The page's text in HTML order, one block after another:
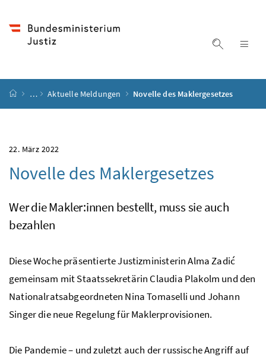
Suche
Startseite
… Aktuelle Meldungen Novelle des Maklergesetzes
22. März 2022
Novelle des Maklergesetzes
Wer die Makler:innen bestellt, muss sie auch
bezahlen
Diese Woche präsentierte Justizministerin Alma Zadić
gemeinsam mit Staatssekretärin Claudia Plakolm und den
Nationalratsabgeordneten Nina Tomaselli und Johann
Singer die neue Regelung für Maklerprovisionen.
Die Pandemie – und zuletzt auch der russische Angriff auf